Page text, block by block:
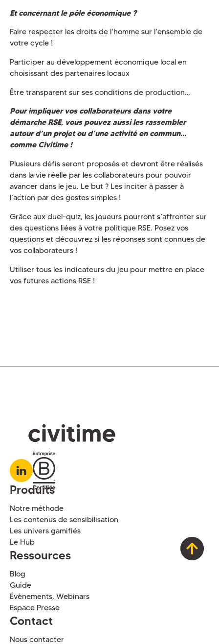
Et concernant le pôle économique ?
Faire respecter les droits de l’homme sur l’ensemble de
votre cycle !
Participer au développement économique local en
choisissant des partenaires locaux
Être transparent sur ses conditions de production…
Pour impliquer vos collaborateurs dans votre
démarche RSE, vous pouvez aussi les rassembler
autour d’un projet ou d’une activité en commun…
comme Civitime !
Plusieurs défis seront proposés et devront être réalisés
dans la vie réelle par les collaborateurs pour pouvoir
avancer dans le jeu. Le but ? Les inciter à passer à
l’action par des gestes simples !
Grâce aux duel-quiz, les joueurs pourront s’affronter sur
des questions liées à votre politique RSE. Posez vos
questions et découvrez si les réponses sont connues de
vos collaborateurs !
Utiliser tous les indicateurs du jeu pour mettre en place
vos futures actions RSE !
Produits
Notre méthode
Les contenus de sensibilisation
Les univers gamifiés
Le Hub
Ressources
Blog
Guide
Évènements, Webinars
Espace Presse
Contact
Nous contacter